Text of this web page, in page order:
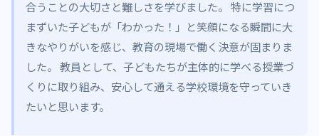
合うことの大切さと難しさを学びました。 特に学習につ
まずいた子どもが「わかった！」と笑顔になる瞬間に大
きなやりがいを感じ、教育の現場で働く決意が固まりま
した。 教員として、子どもたちが主体的に学べる授業づ
くりに取り組み、安心して通える学校環境を守っていき
たいと思います。